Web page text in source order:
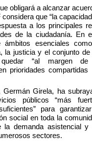
obligará a alcanzar
que “la
a los principales
de la ciudadanía. En
ámbitos esenciales
la justicia y el conjunto de
quedar “al margen
prioridades compartidas
Girela, ha
públicos “más
para
social en toda la
la demanda asistencial y
sectores.